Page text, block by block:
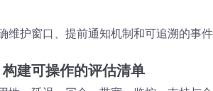
维护窗口、提前通知机制和可追溯的事
建可操作的评估清单